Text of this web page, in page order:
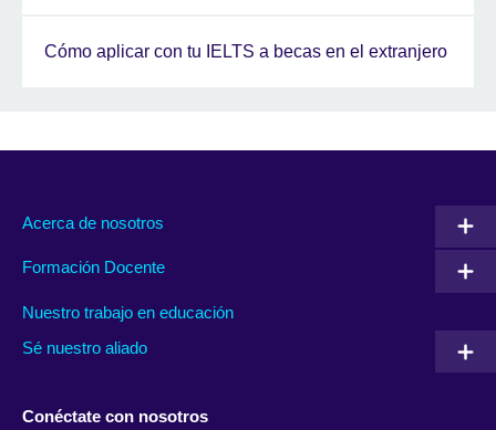
Cómo aplicar con tu IELTS a becas en el extranjero
Acerca de nosotros
Formación Docente
Nuestro trabajo en educación
Sé nuestro aliado
Conéctate con nosotros